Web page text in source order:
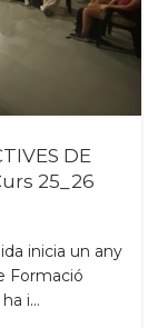
DE
25_26
inicia un any
Formació
i...